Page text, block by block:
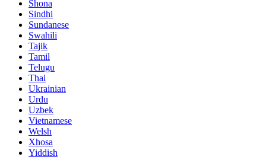
Shona
Sindhi
Sundanese
Swahili
Tajik
Tamil
Telugu
Thai
Ukrainian
Urdu
Uzbek
Vietnamese
Welsh
Xhosa
Yiddish